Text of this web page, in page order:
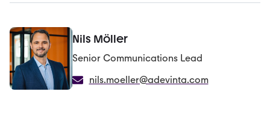
Nils Möller
Senior Communications Lead
nils.moeller@adevinta.com